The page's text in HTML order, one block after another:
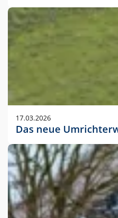
17.03.2026
Das neue